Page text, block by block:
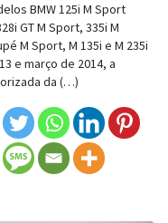
BMW 125i M Sport
GT M Sport, 335i M
M Sport, M 135i e M 235i
e março de 2014, a
da (…)